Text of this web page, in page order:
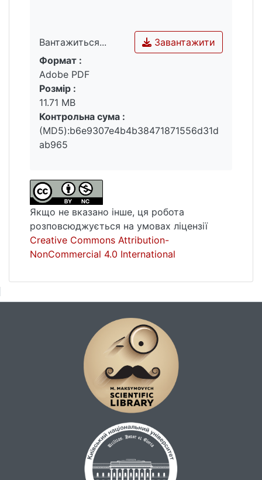
стиснення, мультимодальний аналiз,
машинне навчання, збалансований лiс
випадкових рiшень, k-найближчi сусiди
Key words: feature importance, visual feature
analysis, audio feature analysis, video
compression, multimodal analysis, machine
learning, balanced random decision forest, k-
nearest neighbors.
Вантажиться...
Вантажиться...
Завантажити
Формат :
Adobe PDF
Розмір :
11.71 MB
Контрольна сума :
(MD5):b6e9307e4b4b38471871556d31d
ab965
Якщо не вказано інше, ця робота
розповсюджується на умовах ліцензії
Creative Commons Attribution-
NonCommercial 4.0 International